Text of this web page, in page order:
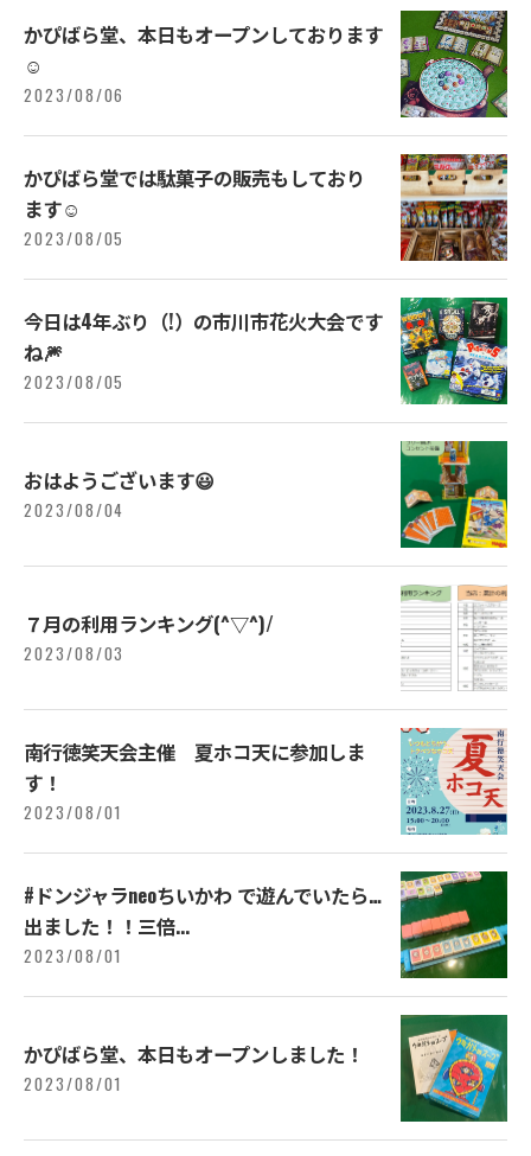
かぴばら堂、本日もオープンしております
☺️
2023/08/06
かぴばら堂では駄菓子の販売もしており
ます☺️
2023/08/05
今日は4年ぶり（!）の市川市花火大会です
ね🎆
2023/08/05
おはようございます😃
2023/08/04
７月の利用ランキング(^▽^)/
2023/08/03
南行徳笑天会主催 夏ホコ天に参加しま
す！
2023/08/01
#ドンジャラneoちいかわ で遊んでいたら…
出ました！！三倍...
2023/08/01
かぴばら堂、本日もオープンしました！
2023/08/01